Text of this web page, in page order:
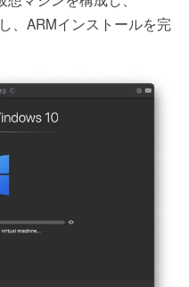
、ARMインストールを完